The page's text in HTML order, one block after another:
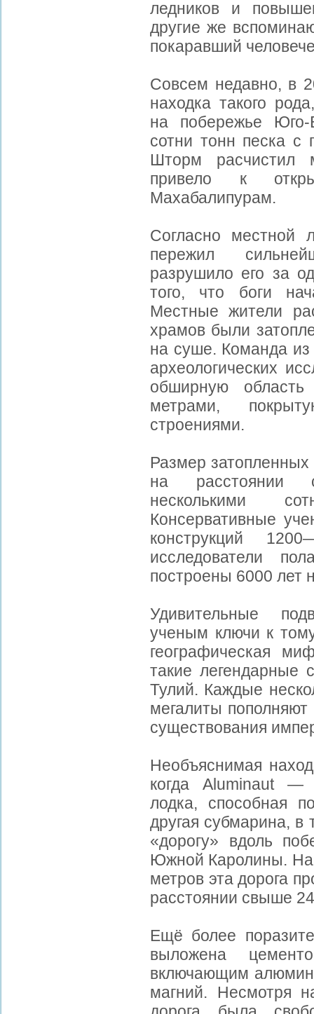
ледников и
другие же
покаравший
Совсем недавно, в
находка такого
на побережье Юго-
сотни тонн песка
Шторм расчистил
привело к
Махабалипурам.
Согласно местной
пережил
разрушило его за
того, что боги
Местные жители
храмов были
на суше. Команда из
археологических
обширную
метрами,
строениями.
Размер
на расстоянии
несколькими
Консервативные
конструкций
исследователи
построены 6000 лет
Удивительные
ученым ключи к
географическая
такие легендарные
Тулий. Каждые
мегалиты
существования
Необъяснимая
когда Aluminaut —
лодка, способная
другая субмарина, в
«дорогу» вдоль
Южной Каролины.
метров эта дорога
расстоянии свыше
Ещё более
выложена
включающим
магний. Несмотря